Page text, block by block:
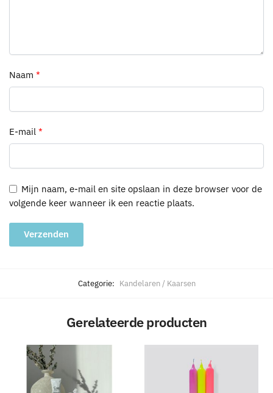
Naam *
E-mail *
Mijn naam, e-mail en site opslaan in deze browser voor de
volgende keer wanneer ik een reactie plaats.
Categorie: Kandelaren / Kaarsen
Gerelateerde producten